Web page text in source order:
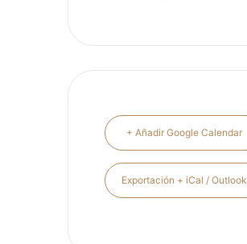
+ Añadir Google Calendar
Exportación + iCal / Outlook